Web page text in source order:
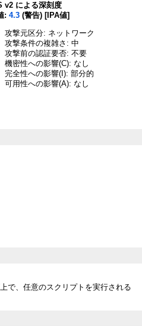
v2 による深刻度
: 4.3(警告) [IPA値]
攻撃元区分: ネットワーク
攻撃条件の複雑さ: 中
攻撃前の認証要否: 不要
機密性への影響(C): なし
完全性への影響(I): 部分的
可用性への影響(A): なし
で、任意のスクリプトを実行される